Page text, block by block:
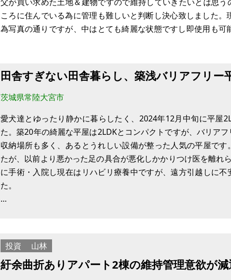
ころに住んでいる為に管理も難しいと判断し決心致しました。
為写真の通りですが、中はとても綺麗な状態ですし即使用も可
食品関連事業の跡地ですので、こ
田舎すぎない田舎暮らし、築浅バリアフリー
茨城県常陸大宮市
愛犬達とゆったり静かに暮らしたく、2024年12月中旬に平屋
た。築20年の綺麗な平屋は2LDKとコンパクトですが、バリアフ
収納場所も多く、あるとうれしい設備が整った人気の平屋で
たが、以前より悪かった足の具合が悪化しかかりつけ医を離れ
に手術・入院し現在はリハビリ療養中ですが、遠方引越しに
た。
投資 山林
紆余曲折ありアパート2棟の維持管理意欲が